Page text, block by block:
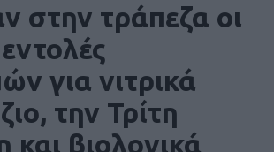
στην τράπεζα οι
για νιτρικά
την Τρίτη
και βιολογικά